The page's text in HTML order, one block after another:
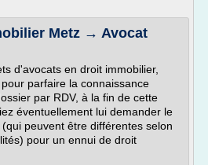
Metz → Avocat
d'avocats en droit immobilier,
parfaire la connaissance
par RDV, à la fin de cette
éventuellement lui demander le
peuvent être différentes selon
pour un ennui de droit